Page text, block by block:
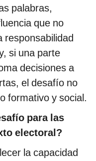
palabras,
que no
responsabilidad
si una parte
decisiones a
el desafío no
formativo y social.
para las
electoral?
la capacidad